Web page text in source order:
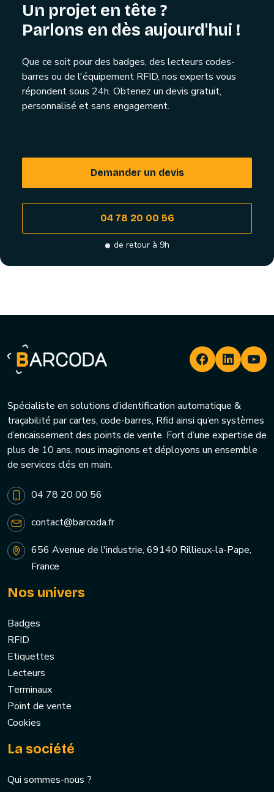
Un projet en tête ?
Parlons en dès aujourd'hui !
Que ce soit pour des badges, des lecteurs codes-
barres ou de l'équipement RFID, nos experts vous
répondent sous 24h. Obtenez un devis gratuit,
personnalisé et sans engagement.
Demander un devis
04 78 20 00 56
de retour à 9h
Spécialiste en solutions d’identification automatique &
traçabilité par cartes, code-barres, Rfid ainsi qu’en systèmes
d’encaissement des points de vente. Fort d’une expertise de
plus de 10 ans, nous imaginons et déployons un ensemble
de services clés en main.
04 78 20 00 56
contact@barcoda.fr
656 Avenue de l'industrie, 69140 Rillieux-la-Pape,
France
Nos univers
Badges
RFID
Etiquettes
Lecteurs
Terminaux
Point de vente
Cookies
La société
Qui sommes-nous ?